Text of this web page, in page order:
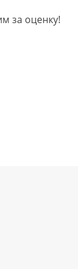
за оценку!